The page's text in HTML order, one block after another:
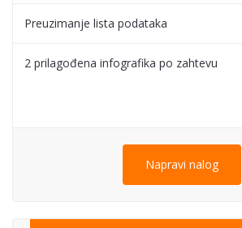
Preuzimanje lista podataka
2 prilagođena infografika po zahtevu
Napravi nalog